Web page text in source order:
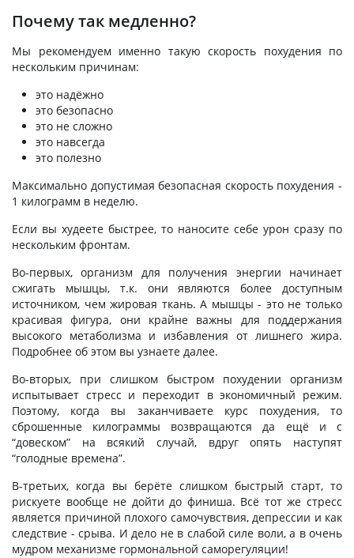
Почему так медленно?
Мы рекомендуем именно такую скорость похудения по
нескольким причинам:
это надёжно
это безопасно
это не сложно
это навсегда
это полезно
Максимально допустимая безопасная скорость похудения -
1 килограмм в неделю.
Если вы худеете быстрее, то наносите себе урон сразу по
нескольким фронтам.
Во-первых, организм для получения энергии начинает
сжигать мышцы, т.к. они являются более доступным
источником, чем жировая ткань. А мышцы - это не только
красивая фигура, они крайне важны для поддержания
высокого метаболизма и избавления от лишнего жира.
Подробнее об этом вы узнаете далее.
Во-вторых, при слишком быстром похудении организм
испытывает стресс и переходит в экономичный режим.
Поэтому, когда вы заканчиваете курс похудения, то
сброшенные килограммы возвращаются да ещё и с
“довеском” на всякий случай, вдруг опять наступят
“голодные времена”.
В-третьих, когда вы берёте слишком быстрый старт, то
рискуете вообще не дойти до финиша. Всё тот же стресс
является причиной плохого самочувствия, депрессии и как
следствие - срыва. И дело не в слабой силе воли, а в очень
мудром механизме гормональной саморегуляции!